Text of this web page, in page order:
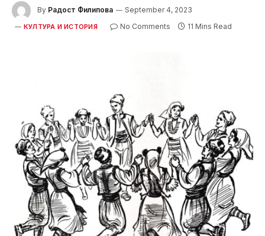
By Радост Филипова September 4, 2023
КУЛТУРА И ИСТОРИЯ No Comments 11 Mins Read